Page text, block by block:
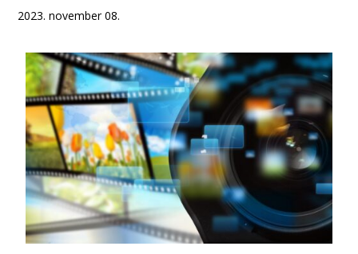
2023. november 08.